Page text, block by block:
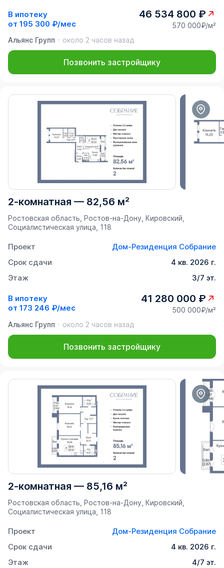
В ипотеку
от 195 300 ₽/мес
46 534 800 ₽
570 000₽/м²
Альянс Групп
около 2 часов назад
Позвонить застройщику
2-комнатная — 82,56 м²
Ростовская область, Ростов-на-Дону, Кировский,
Социалистическая улица, 118
Проект
Дом-Резиденция Собрание
Срок сдачи
4 кв. 2026 г.
Этаж
3/7 эт.
В ипотеку
от 173 246 ₽/мес
41 280 000 ₽
500 000₽/м²
Альянс Групп
около 2 часов назад
Позвонить застройщику
2-комнатная — 85,16 м²
Ростовская область, Ростов-на-Дону, Кировский,
Социалистическая улица, 118
Проект
Дом-Резиденция Собрание
Срок сдачи
4 кв. 2026 г.
Этаж
4/7 эт.